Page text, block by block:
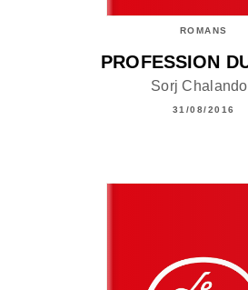
ROMANS
PROFESSION
Sorj
31/08/2016